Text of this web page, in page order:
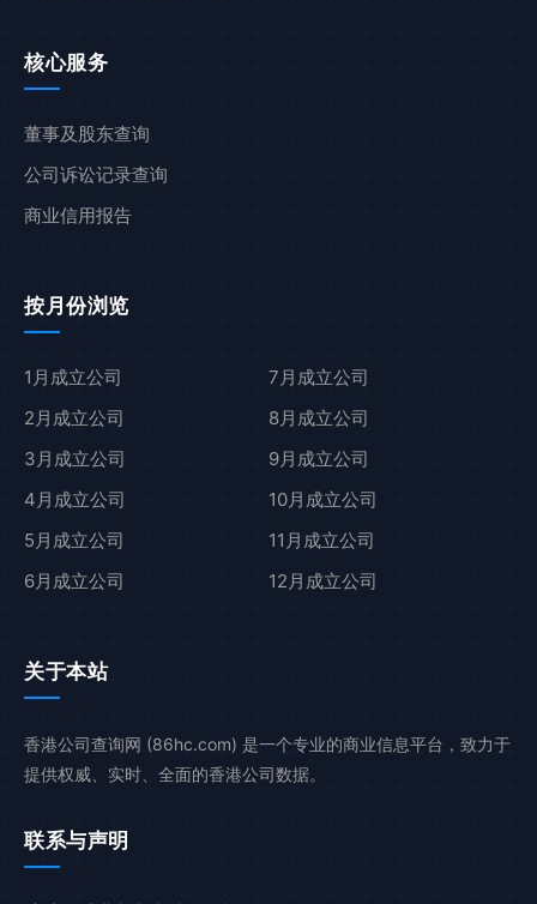
核心服务
董事及股东查询
公司诉讼记录查询
商业信用报告
按月份浏览
1月成立公司
2月成立公司
3月成立公司
4月成立公司
5月成立公司
6月成立公司
7月成立公司
8月成立公司
9月成立公司
10月成立公司
11月成立公司
12月成立公司
关于本站
香港公司查询网 (86hc.com) 是一个专业的商业信息平台，致力于
提供权威、实时、全面的香港公司数据。
联系与声明